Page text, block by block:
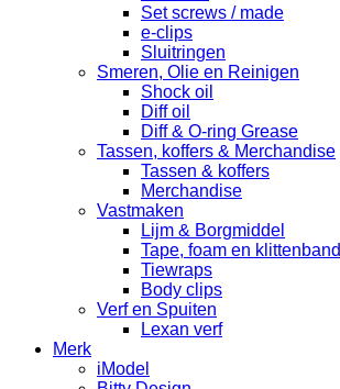
Set screws / made
e-clips
Sluitringen
Smeren, Olie en Reinigen
Shock oil
Diff oil
Diff & O-ring Grease
Tassen, koffers & Merchandise
Tassen & koffers
Merchandise
Vastmaken
Lijm & Borgmiddel
Tape, foam en klittenband
Tiewraps
Body clips
Verf en Spuiten
Lexan verf
Merk
iModel